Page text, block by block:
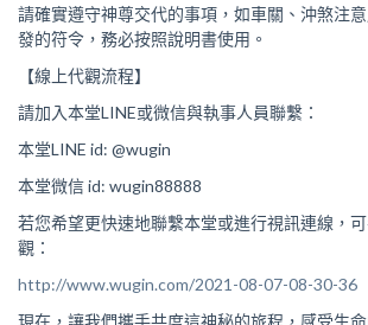
請確實遵守神尊交代的事項，如車關、沖煞注
發的符令，務必按照說明書使用。
【線上代觀流程】
請加入本堂LINE或微信與執事人員聯繫：
本堂LINE id: @wugin
本堂微信 id: wugin88888
若您希望更快速地聯繫本堂或進行視訊連線，
觀：
http://www.wugin.com/2021-08-07-08-30-36
現在，讓我們攜手共度這神秘的旅程，感受生命